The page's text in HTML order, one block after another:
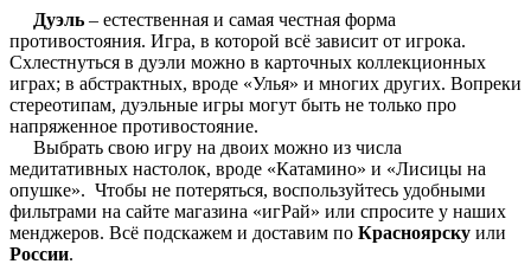
Дуэль – естественная и самая честная форма
противостояния. Игра, в которой всё зависит от игрока.
Схлестнуться в дуэли можно в карточных коллекционных
играх; в абстрактных, вроде «Улья» и многих других. Вопреки
стереотипам, дуэльные игры могут быть не только про
напряженное противостояние.
Выбрать свою игру на двоих можно из числа
медитативных настолок, вроде «Катамино» и «Лисицы на
опушке». Чтобы не потеряться, воспользуйтесь удобными
фильтрами на сайте магазина «игРай» или спросите у наших
менджеров. Всё подскажем и доставим по Красноярску или
России.